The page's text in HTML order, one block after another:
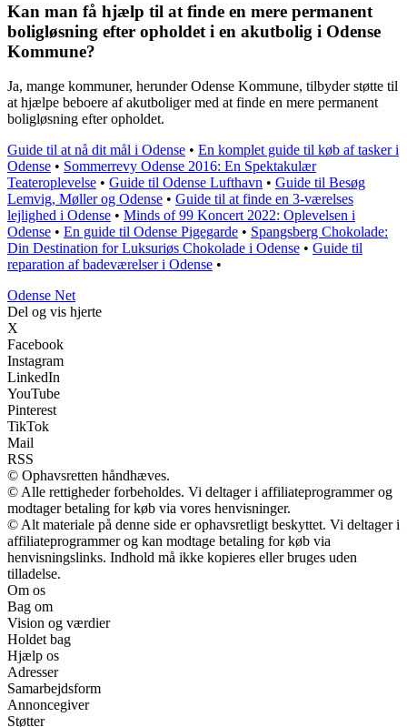
Kan man få hjælp til at finde en mere permanent
boligløsning efter opholdet i en akutbolig i Odense
Kommune?
Ja, mange kommuner, herunder Odense Kommune, tilbyder støtte til
at hjælpe beboere af akutboliger med at finde en mere permanent
boligløsning efter opholdet.
Guide til at nå dit mål i Odense • En komplet guide til køb af tasker i
Odense • Sommerrevy Odense 2016: En Spektakulær
Teateroplevelse • Guide til Odense Lufthavn • Guide til Besøg
Lemvig, Møller og Odense • Guide til at finde en 3-værelses
lejlighed i Odense • Minds of 99 Koncert 2022: Oplevelsen i
Odense • En guide til Odense Pigegarde • Spangsberg Chokolade:
Din Destination for Luksuriøs Chokolade i Odense • Guide til
reparation af badeværelser i Odense •
Odense Net
Del og vis hjerte
X
Facebook
Instagram
LinkedIn
YouTube
Pinterest
TikTok
Mail
RSS
© Ophavsretten håndhæves.
© Alle rettigheder forbeholdes. Vi deltager i affiliateprogrammer og
modtager betaling for køb via vores henvisninger.
© Alt materiale på denne side er ophavsretligt beskyttet. Vi deltager i
affiliateprogrammer og kan modtage betaling for køb via
henvisningslinks. Indhold må ikke kopieres eller bruges uden
tilladelse.
Om os
Bag om
Vision og værdier
Holdet bag
Hjælp os
Adresser
Samarbejdsform
Annoncegiver
Støtter